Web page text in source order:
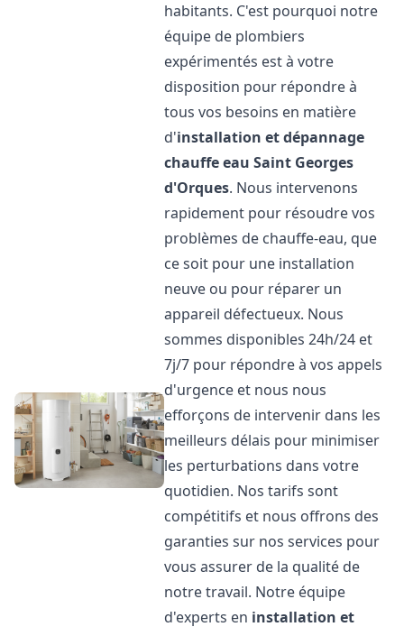
habitants. C'est pourquoi notre
équipe de plombiers
expérimentés est à votre
disposition pour répondre à
tous vos besoins en matière
d'installation et dépannage
chauffe eau Saint Georges
d'Orques. Nous intervenons
rapidement pour résoudre vos
problèmes de chauffe-eau, que
ce soit pour une installation
neuve ou pour réparer un
appareil défectueux. Nous
sommes disponibles 24h/24 et
7j/7 pour répondre à vos appels
d'urgence et nous nous
efforçons de intervenir dans les
meilleurs délais pour minimiser
les perturbations dans votre
quotidien. Nos tarifs sont
compétitifs et nous offrons des
garanties sur nos services pour
vous assurer de la qualité de
notre travail. Notre équipe
d'experts en installation et